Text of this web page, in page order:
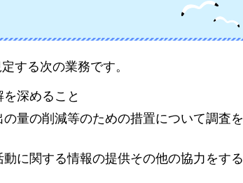
する次の業務です。
深めること
量の削減等のための措置について調査を
に関する情報の提供その他の協力をする